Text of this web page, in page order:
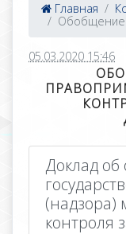
Главная
Обобщение
05.03.2020 15:46
Доклад об
(надзора)
контроля